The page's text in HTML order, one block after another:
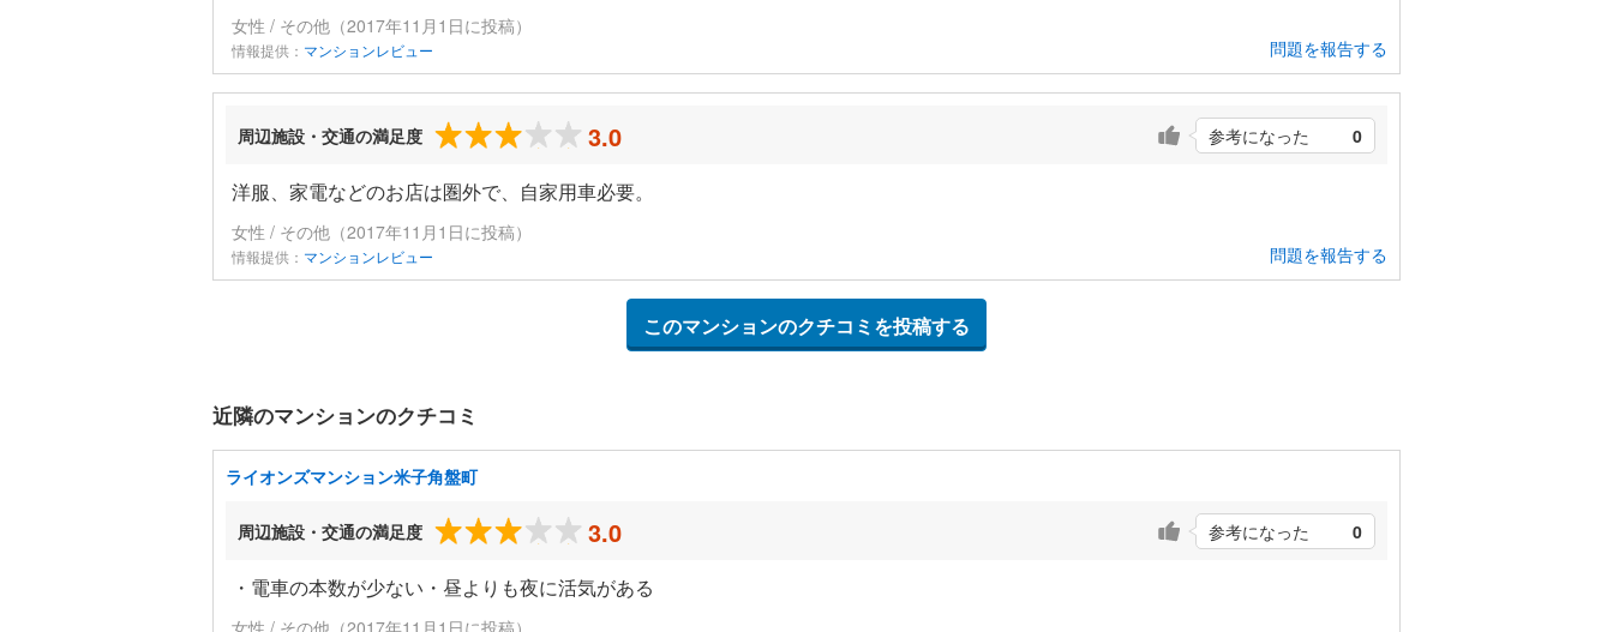
女性 / その他（2017年11月1日に投稿）
情報提供： マンションレビュー 問題を報告する
周辺施設・交通の満足度 3.0 参考になった 0
洋服、家電などのお店は圏外で、自家用車必要。
女性 / その他（2017年11月1日に投稿）
情報提供： マンションレビュー 問題を報告する
このマンションのクチコミを投稿する
近隣のマンションのクチコミ
ライオンズマンション米子角盤町
周辺施設・交通の満足度 3.0 参考になった 0
・電車の本数が少ない・昼よりも夜に活気がある
女性 / その他（2017年11月1日に投稿）